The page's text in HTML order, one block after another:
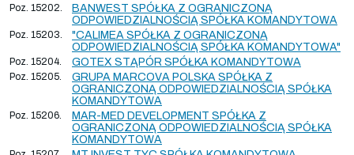
Poz. 15202.
BANWEST SPÓŁKA Z OGRANICZONĄ
ODPOWIEDZIALNOŚCIĄ SPÓŁKA KOMANDYTOWA
Poz. 15203.
"CALIMEA SPÓŁKA Z OGRANICZONĄ
ODPOWIEDZIALNOŚCIĄ SPÓŁKA KOMANDYTOWA"
Poz. 15204. GOTEX STĄPÓR SPÓŁKA KOMANDYTOWA
Poz. 15205.
GRUPA MARCOVA POLSKA SPÓŁKA Z
OGRANICZONĄ ODPOWIEDZIALNOŚCIĄ SPÓŁKA
KOMANDYTOWA
Poz. 15206.
MAR-MED DEVELOPMENT SPÓŁKA Z
OGRANICZONĄ ODPOWIEDZIALNOŚCIĄ SPÓŁKA
KOMANDYTOWA